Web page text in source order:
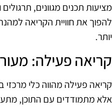
מציעות תכנים מגוונים,
להפוך את חוויית הקריאה
יותר.
קריאה פעילה:
קריאה פעילה מהווה כלי
אלא מתמודדים עם התוכן,